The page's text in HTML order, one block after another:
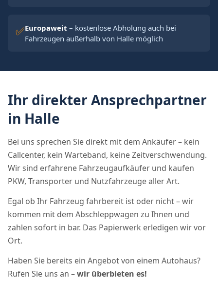
✅Europaweit – kostenlose Abholung auch bei
Fahrzeugen außerhalb von Halle möglich
Ihr direkter Ansprechpartner
in Halle
Bei uns sprechen Sie direkt mit dem Ankäufer – kein
Callcenter, kein Warteband, keine Zeitverschwendung.
Wir sind erfahrene Fahrzeugaufkäufer und kaufen
PKW, Transporter und Nutzfahrzeuge aller Art.
Egal ob Ihr Fahrzeug fahrbereit ist oder nicht – wir
kommen mit dem Abschleppwagen zu Ihnen und
zahlen sofort in bar. Das Papierwerk erledigen wir vor
Ort.
Haben Sie bereits ein Angebot von einem Autohaus?
Rufen Sie uns an –wir überbieten es!